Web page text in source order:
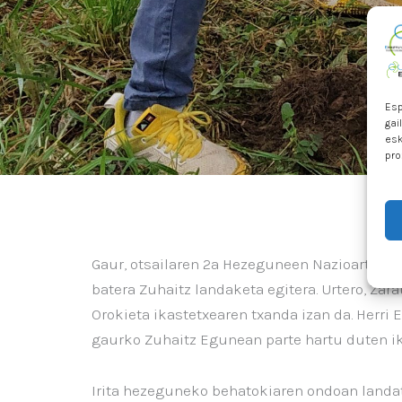
Gaur, otsailaren 2a Hezeguneen
batera Zuhaitz landaketa egitera. Urtero,
Orokieta ikastetxearen txanda izan da.
gaurko Zuhaitz Egunean parte hartu duten
Irita hezeguneko behatokiaren ondoan